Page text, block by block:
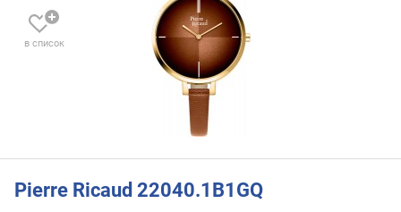
в список
Pierre Ricaud 22040.1B1GQ